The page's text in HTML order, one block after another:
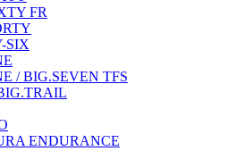
FR
SIX
/ BIG.SEVEN TFS
ENDURANCE